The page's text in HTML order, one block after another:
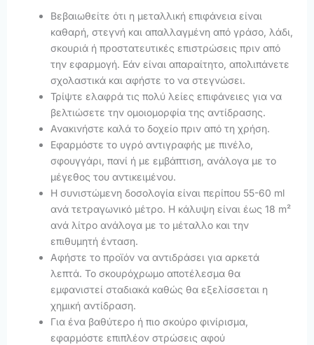
Βεβαιωθείτε ότι η μεταλλική επιφάνεια είναι
καθαρή, στεγνή και απαλλαγμένη από γράσο, λάδι,
σκουριά ή προστατευτικές επιστρώσεις πριν από
την εφαρμογή. Εάν είναι απαραίτητο, απολιπάνετε
σχολαστικά και αφήστε το να στεγνώσει.
Τρίψτε ελαφρά τις πολύ λείες επιφάνειες για να
βελτιώσετε την ομοιομορφία της αντίδρασης.
Ανακινήστε καλά το δοχείο πριν από τη χρήση.
Εφαρμόστε το υγρό αντιγραφής με πινέλο,
σφουγγάρι, πανί ή με εμβάπτιση, ανάλογα με το
μέγεθος του αντικειμένου.
Η συνιστώμενη δοσολογία είναι περίπου 55-60 ml
ανά τετραγωνικό μέτρο. Η κάλυψη είναι έως 18 m²
ανά λίτρο ανάλογα με το μέταλλο και την
επιθυμητή ένταση.
Αφήστε το προϊόν να αντιδράσει για αρκετά
λεπτά. Το σκουρόχρωμο αποτέλεσμα θα
εμφανιστεί σταδιακά καθώς θα εξελίσσεται η
χημική αντίδραση.
Για ένα βαθύτερο ή πιο σκούρο φινίρισμα,
εφαρμόστε επιπλέον στρώσεις αφού